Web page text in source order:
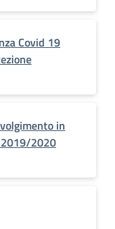
Covid 19
in
2020